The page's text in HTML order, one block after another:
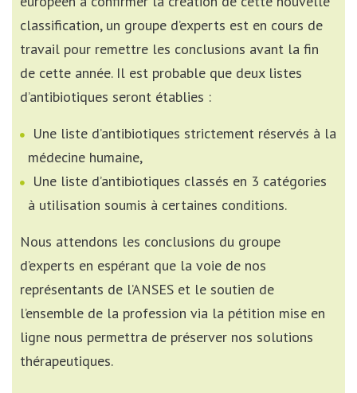
classification, un groupe d’experts est en cours de
travail pour remettre les conclusions avant la fin
de cette année. Il est probable que deux listes
d’antibiotiques seront établies :
Une liste d’antibiotiques strictement réservés à la
médecine humaine,
Une liste d’antibiotiques classés en 3 catégories
à utilisation soumis à certaines conditions.
Nous attendons les conclusions du groupe
d’experts en espérant que la voie de nos
représentants de l’ANSES et le soutien de
l’ensemble de la profession via la pétition mise en
ligne nous permettra de préserver nos solutions
thérapeutiques.